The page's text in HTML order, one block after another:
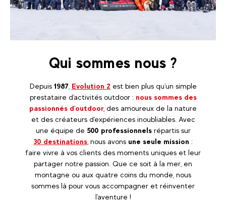
Qui sommes nous ?
Depuis 1987 Evolution 2 est bien plus qu'un simple
prestataire d'activités outdoor : nous sommes des
passionnés d'outdoor, des amoureux de la nature
et des créateurs d'expériences inoubliables. Avec
une équipe de 500 professionnelsrépartis sur
30 destinations, nous avons une seule mission :
faire vivre à vos clients des moments uniques et leur
partager notre passion. Que ce soit à la mer, en
montagne ou aux quatre coins du monde, nous
sommes là pour vous accompagner et réinventer
l'aventure !